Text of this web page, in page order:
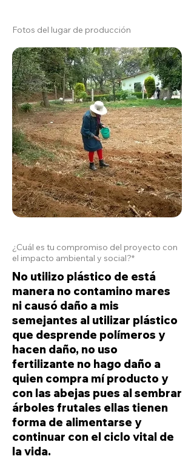
Fotos del lugar de producción
¿Cuál es tu compromiso del proyecto con
el impacto ambiental y social?*
No utilizo plástico de está
manera no contamino mares
ni causó daño a mis
semejantes al utilizar plástico
que desprende polímeros y
hacen daño, no uso
fertilizante no hago daño a
quien compra mí producto y
con las abejas pues al sembrar
árboles frutales ellas tienen
forma de alimentarse y
continuar con el ciclo vital de
la vida.